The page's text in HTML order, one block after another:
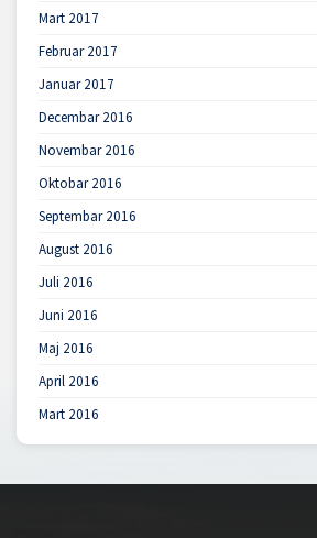
Mart 2017
Februar 2017
Januar 2017
Decembar 2016
Novembar 2016
Oktobar 2016
Septembar 2016
August 2016
Juli 2016
Juni 2016
Maj 2016
April 2016
Mart 2016